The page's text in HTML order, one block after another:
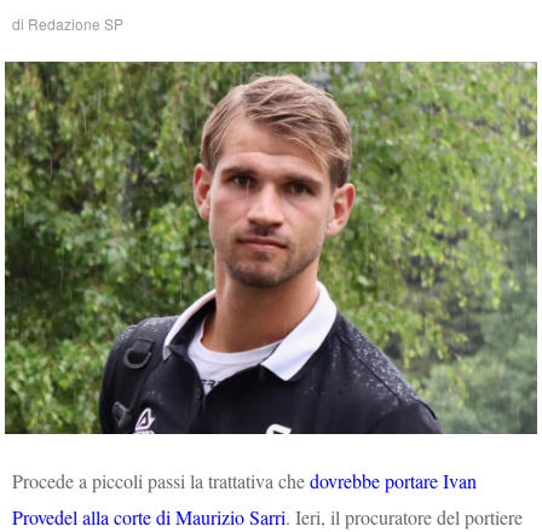
di Redazione SP
Procede a piccoli passi la trattativa chedovrebbe portare Ivan
Provedel alla corte di Maurizio Sarri. Ieri, il procuratore del portiere